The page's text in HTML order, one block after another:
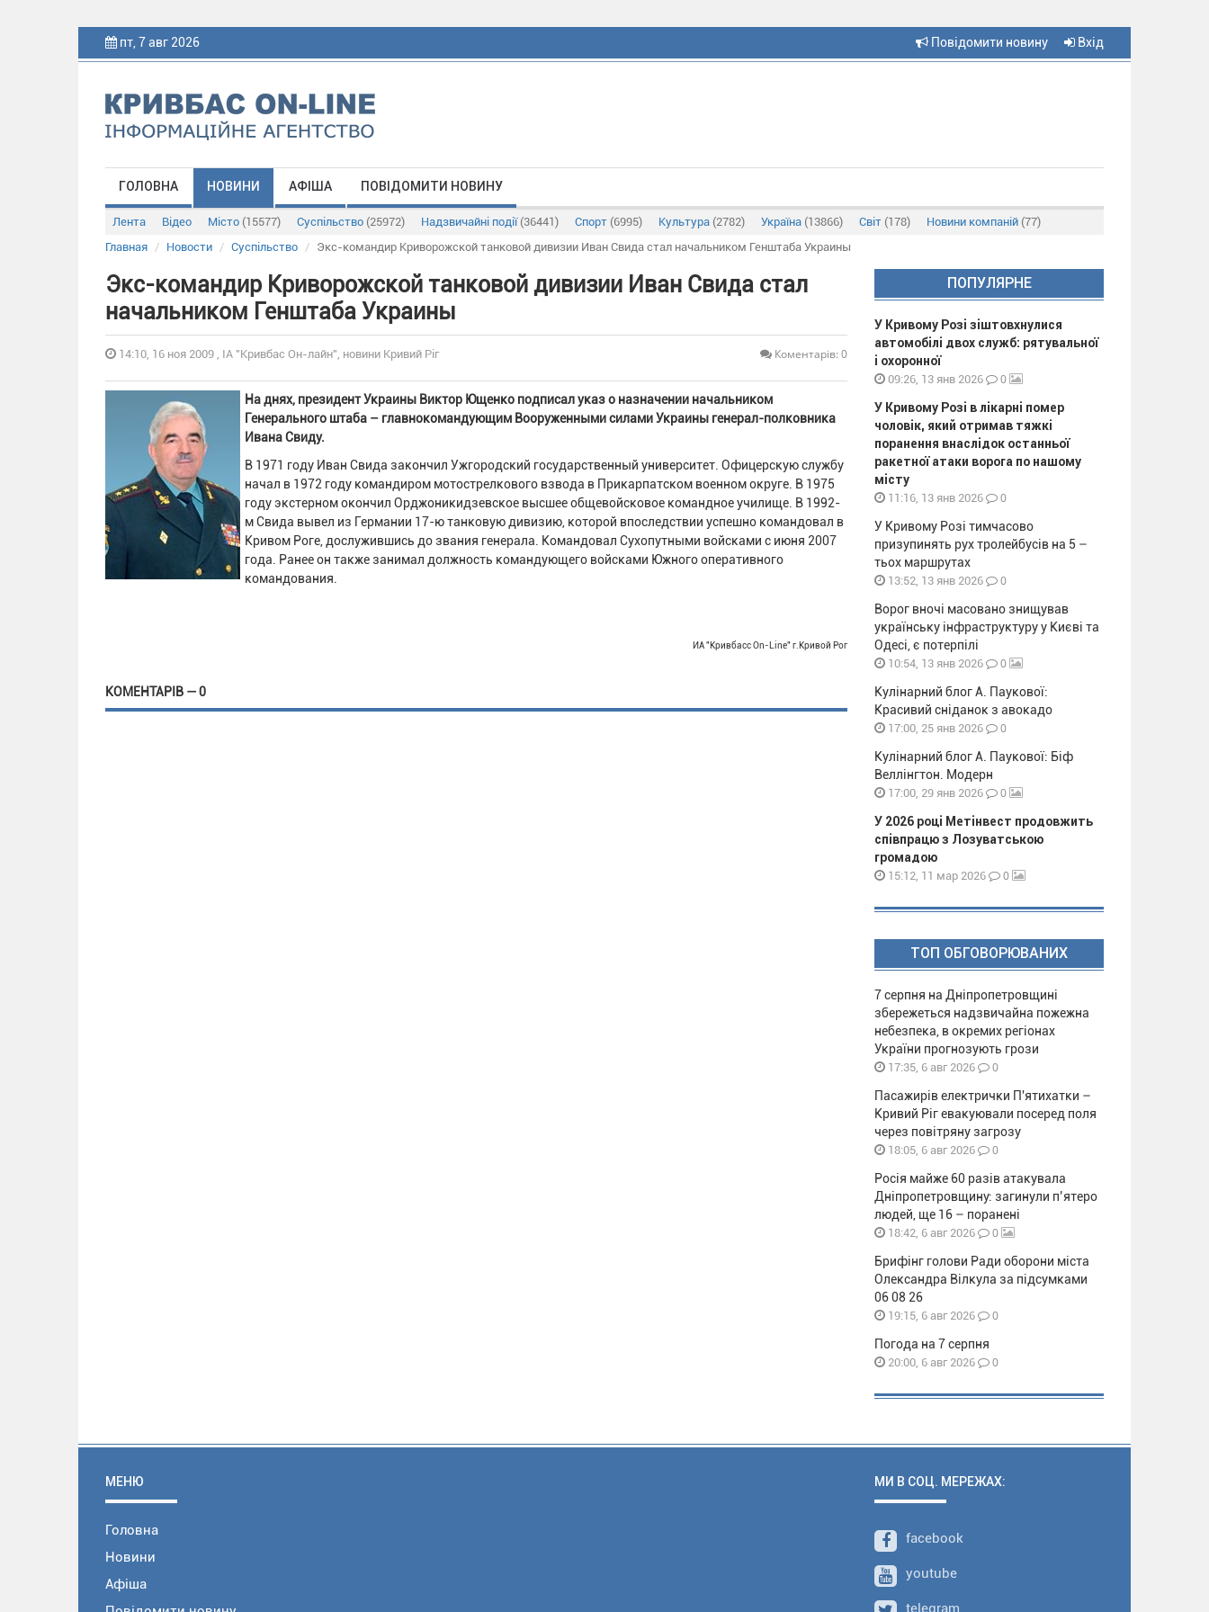
пт, 7 авг 2026 Повідомити новину Вхід
ГОЛОВНА НОВИНИ АФІША ПОВІДОМИТИ НОВИНУ
Лента Відео Місто (15577) Суспільство (25972) Надзвичайні події (36441) Спорт (6995) Культура (2782) Україна (13866) Світ (178) Новини компаній (77)
Главная
Новости Суспільство Экс-командир Криворожской танковой дивизии Иван Свида стал начальником Генштаба Украины
Экс-командир Криворожской танковой дивизии Иван Свида стал
начальником Генштаба Украины
14:10, 16 ноя 2009 , ІА "Кривбас Он-лайн", новини Кривий Ріг Коментарів: 0
На днях, президент Украины Виктор Ющенко подписал указ о назначении начальником
Генерального штаба – главнокомандующим Вооруженными силами Украины генерал-полковника
Ивана Свиду.
В 1971 году Иван Свида закончил Ужгородский государственный университет. Офицерскую службу
начал в 1972 году командиром мотострелкового взвода в Прикарпатском военном округе. В 1975
году экстерном окончил Орджоникидзевское высшее общевойсковое командное училище. В 1992-
м Свида вывел из Германии 17-ю танковую дивизию, которой впоследствии успешно командовал в
Кривом Роге, дослужившись до звания генерала. Командовал Сухопутными войсками с июня 2007
года. Ранее он также занимал должность командующего войсками Южного оперативного
командования.
ИА "Кривбасс On-Line" г.Кривой Рог
КОМЕНТАРІВ — 0
ПОПУЛЯРНЕ
У Кривому Розі зіштовхнулися
автомобілі двох служб: рятувальної
і охоронної
09:26, 13 янв 2026 0
У Кривому Розі в лікарні помер
чоловік, який отримав тяжкі
поранення внаслідок останньої
ракетної атаки ворога по нашому
місту
11:16, 13 янв 2026 0
У Кривому Розі тимчасово
призупинять рух тролейбусів на 5 –
тьох маршрутах
13:52, 13 янв 2026 0
Ворог вночі масовано знищував
українську інфраструктуру у Києві та
Одесі, є потерпілі
10:54, 13 янв 2026 0
Кулінарний блог А. Паукової:
Красивий сніданок з авокадо
17:00, 25 янв 2026 0
Кулінарний блог А. Паукової: Біф
Веллінгтон. Модерн
17:00, 29 янв 2026 0
У 2026 році Метінвест продовжить
співпрацю з Лозуватською
громадою
15:12, 11 мар 2026 0
ТОП ОБГОВОРЮВАНИХ
7 серпня на Дніпропетровщині
збережеться надзвичайна пожежна
небезпека, в окремих регіонах
України прогнозують грози
17:35, 6 авг 2026 0
Пасажирів електрички П'ятихатки –
Кривий Ріг евакуювали посеред поля
через повітряну загрозу
18:05, 6 авг 2026 0
Росія майже 60 разів атакувала
Дніпропетровщину: загинули п’ятеро
людей, ще 16 – поранені
18:42, 6 авг 2026 0
Брифінг голови Ради оборони міста
Олександра Вілкула за підсумками
06 08 26
19:15, 6 авг 2026 0
Погода на 7 серпня
20:00, 6 авг 2026 0
МЕНЮ
Головна
Новини
Афіша
МИ В СОЦ. МЕРЕЖАХ:
facebook
youtube
telegram